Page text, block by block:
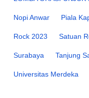
Nopi Anwar Piala
Rock 2023 Satuan
Surabaya Tanjung
Universitas Merdeka